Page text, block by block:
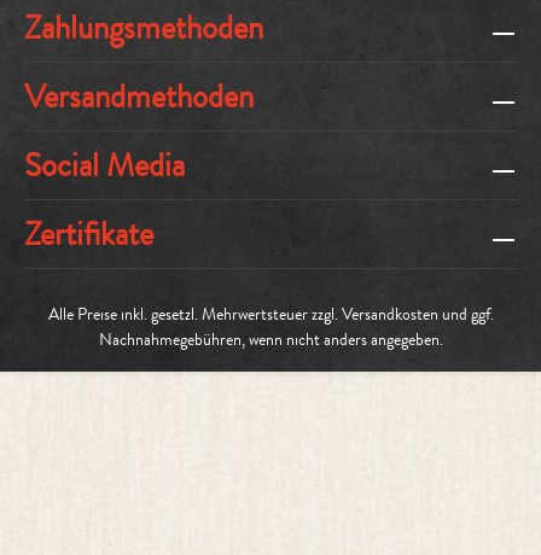
Zahlungsmethoden
Versandmethoden
Social Media
Zertifikate
Alle Preise inkl. gesetzl. Mehrwertsteuer zzgl.Versandkosten und ggf.
Nachnahmegebühren, wenn nicht anders angegeben.